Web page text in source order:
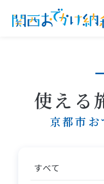
使える
京都市
すべて